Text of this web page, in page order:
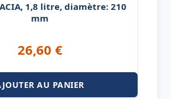
1,8 litre, diamètre: 210
mm
26,60 €
AU PANIER